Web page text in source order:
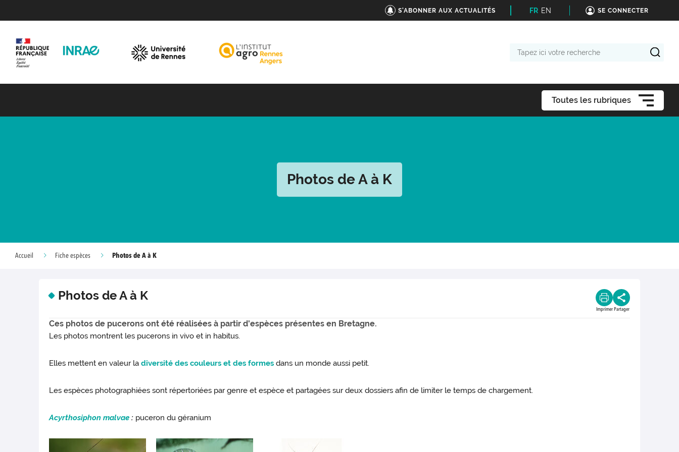
S'ABONNER AUX ACTUALITÉS FR EN SE CONNECTER
Toutes les rubriques
Photos de A à K
Accueil Fiche espèces Photos de A à K
Photos de A à K
Imprimer Partager
Ces photos de pucerons ont été réalisées à partir d'espèces présentes en Bretagne.
Les photos montrent les pucerons in vivo et in habitus.
Elles mettent en valeur ladiversité des couleurs et des formes dans un monde aussi petit.
Les espèces photographiées sont répertoriées par genre et espèce et partagées sur deux dossiers afin de limiter le temps de chargement.
Acyrthosiphon malvae: puceron du géranium